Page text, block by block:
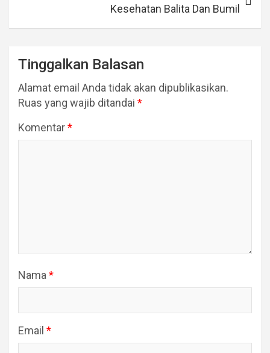
Kesehatan Balita Dan Bumil
Tinggalkan Balasan
Alamat email Anda tidak akan dipublikasikan.
Ruas yang wajib ditandai *
Komentar*
Nama *
Email *